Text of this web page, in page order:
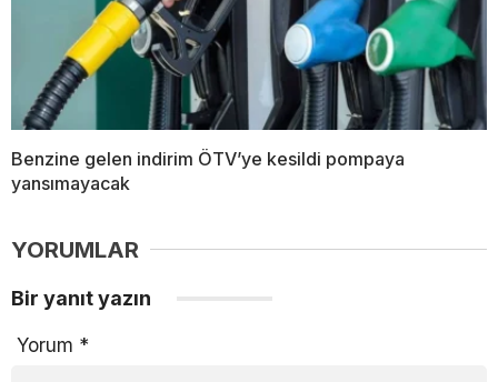
Benzine gelen indirim ÖTV’ye kesildi pompaya
yansımayacak
YORUMLAR
Bir yanıt yazın
Yorum *